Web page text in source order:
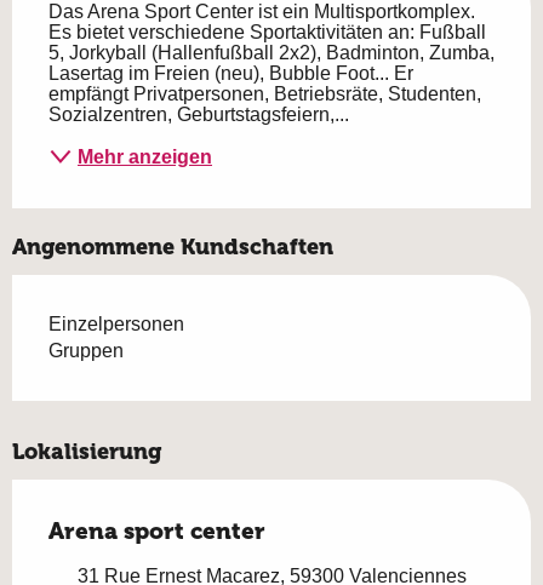
Das Arena Sport Center ist ein Multisportkomplex.
Es bietet verschiedene Sportaktivitäten an: Fußball
5, Jorkyball (Hallenfußball 2x2), Badminton, Zumba,
Lasertag im Freien (neu), Bubble Foot... Er
empfängt Privatpersonen, Betriebsräte, Studenten,
Sozialzentren, Geburtstagsfeiern,...
Mehr anzeigen
Angenommene Kundschaften
Einzelpersonen
Gruppen
Lokalisierung
Arena sport center
31 Rue Ernest Macarez, 59300 Valenciennes